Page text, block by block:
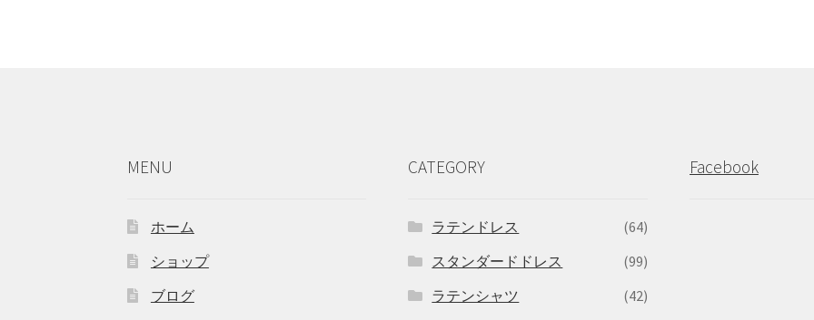
MENU
ホーム
ショップ
ブログ
CATEGORY
ラテンドレス
(64)
スタンダードドレス
(99)
ラテンシャツ
(42)
Facebook